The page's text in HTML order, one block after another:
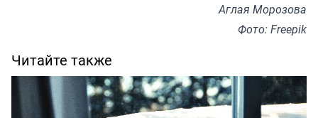
Аглая Морозова
Фото: Freepik
Читайте также